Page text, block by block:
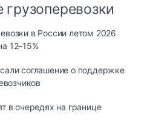
в России летом 2026
12–15%
соглашение о поддержке
в очередях на границе